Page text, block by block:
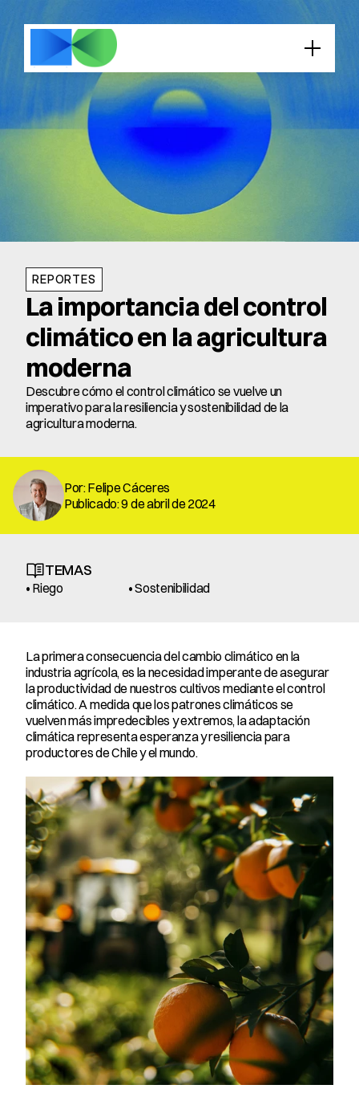
REPORTES
La importancia del control
climático en la agricultura
moderna
Descubre cómo el control climático se vuelve un
imperativo para la resiliencia y sostenibilidad de la
agricultura moderna.
Por: Felipe Cáceres
Publicado: 9 de abril de 2024
TEMAS
• Riego • Sostenibilidad
La primera consecuencia del cambio climático en la
industria agrícola, es la necesidad imperante de asegurar
la productividad de nuestros cultivos mediante el control
climático. A medida que los patrones climáticos se
vuelven más impredecibles y extremos, la adaptación
climática representa esperanza y resiliencia para
productores de Chile y el mundo.